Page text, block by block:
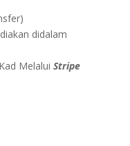
didalam
Melalui Stripe